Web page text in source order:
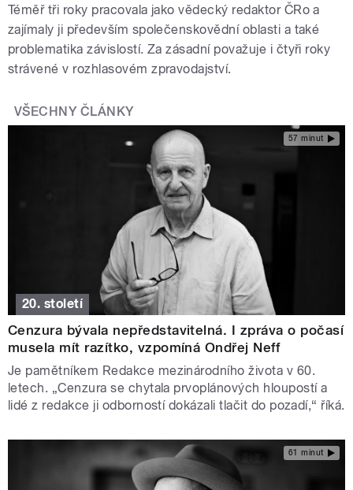
Téměř tři roky pracovala jako vědecký redaktor ČRo a
zajímaly ji především společenskovědní oblasti a také
problematika závislostí. Za zásadní považuje i čtyři roky
strávené v rozhlasovém zpravodajství.
VŠECHNY ČLÁNKY
57 minut
20. století
Cenzura bývala nepředstavitelná. I zpráva o počasí
musela mít razítko, vzpomíná Ondřej Neff
Je pamětníkem Redakce mezinárodního života v 60.
letech. „Cenzura se chytala prvoplánových hloupostí a
lidé z redakce ji odborností dokázali tlačit do pozadí,“ říká.
61 minut